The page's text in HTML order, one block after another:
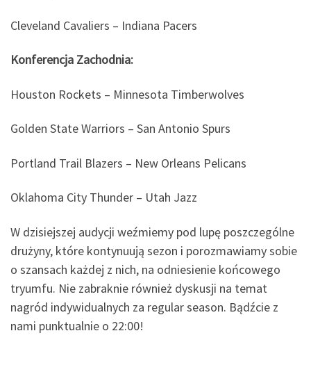
Cleveland Cavaliers – Indiana Pacers
Konferencja Zachodnia:
Houston Rockets – Minnesota Timberwolves
Golden State Warriors – San Antonio Spurs
Portland Trail Blazers – New Orleans Pelicans
Oklahoma City Thunder – Utah Jazz
W dzisiejszej audycji weźmiemy pod lupę poszczególne
drużyny, które kontynuują sezon i porozmawiamy sobie
o szansach każdej z nich, na odniesienie końcowego
tryumfu. Nie zabraknie również dyskusji na temat
nagród indywidualnych za regular season. Bądźcie z
nami punktualnie o 22:00!